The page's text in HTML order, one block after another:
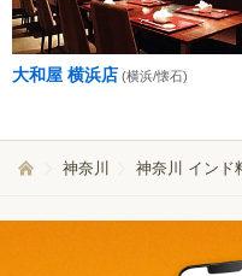
大和屋 横浜店 (横浜/懐石)
神奈川 神奈川 インド